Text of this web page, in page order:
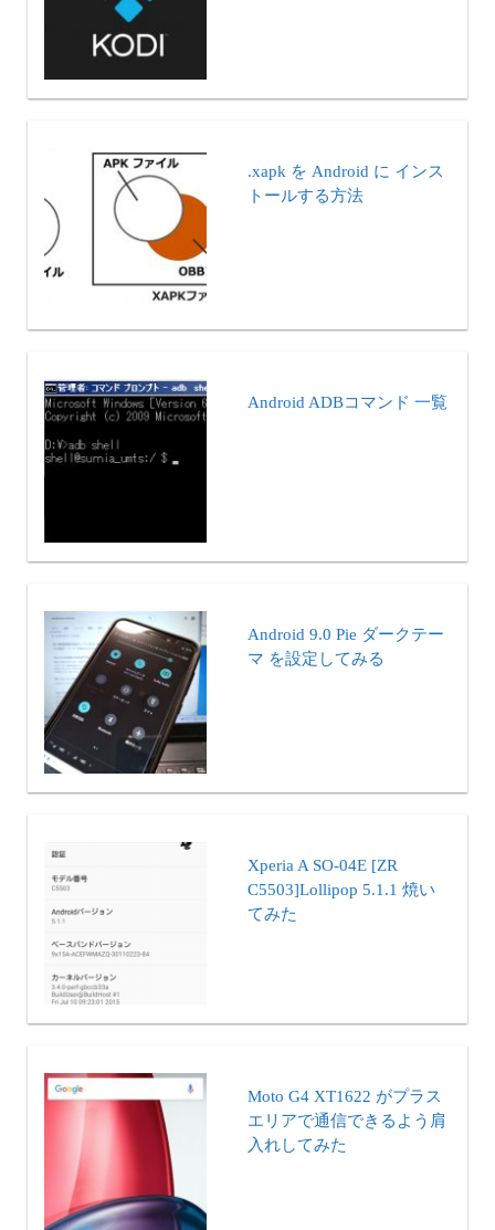
.xapk を Android に インス
トールする方法
Android ADBコマンド 一覧
Android 9.0 Pie ダークテー
マ を設定してみる
Xperia A SO-04E [ZR
C5503]Lollipop 5.1.1 焼い
てみた
Moto G4 XT1622 がプラス
エリアで通信できるよう肩
入れしてみた